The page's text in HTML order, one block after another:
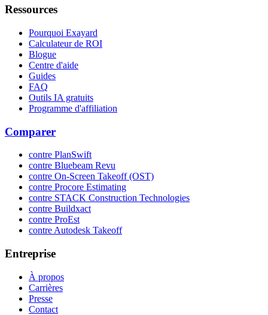
Ressources
Pourquoi Exayard
Calculateur de ROI
Blogue
Centre d'aide
Guides
FAQ
Outils IA gratuits
Programme d'affiliation
Comparer
contre PlanSwift
contre Bluebeam Revu
contre On-Screen Takeoff (OST)
contre Procore Estimating
contre STACK Construction Technologies
contre Buildxact
contre ProEst
contre Autodesk Takeoff
Entreprise
À propos
Carrières
Presse
Contact